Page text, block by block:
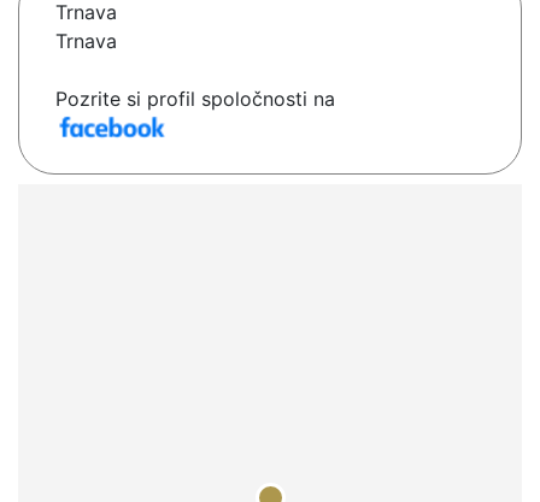
Trnava
Trnava
Pozrite si profil spoločnosti na